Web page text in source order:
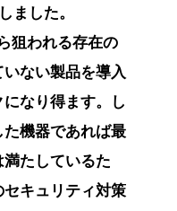
ました。
狙われる存在の
ない製品を導入
なり得ます。し
機器であれば最
たしているた
キュリティ対策